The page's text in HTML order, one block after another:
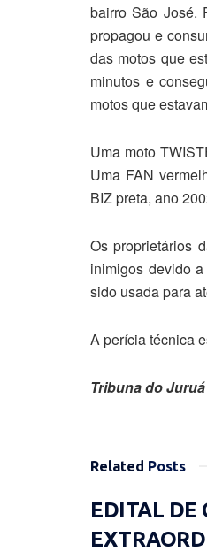
bairro São José.
propagou e
das motos que
minutos e
motos que
Uma moto
Uma FAN
BIZ preta, ano
Os proprietários
inimigos devido
sido usada para
A perícia técnica
Tribuna do
Related Posts
EDITAL DE